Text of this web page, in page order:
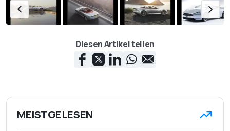
Diesen Artikel teilen
MEISTGELESEN